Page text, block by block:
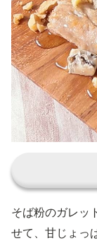
そば粉のガレッ
せて、甘じょっ